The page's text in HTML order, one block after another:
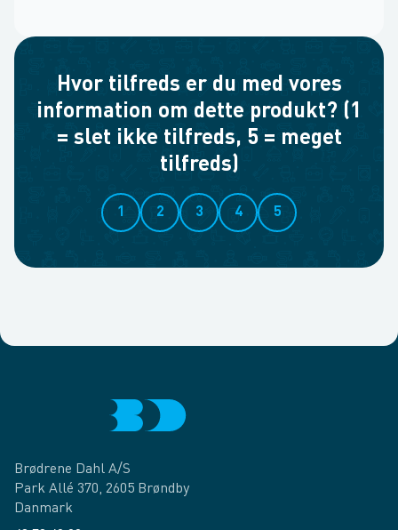
Hvor tilfreds er du med vores
information om dette produkt? (1
= slet ikke tilfreds, 5 = meget
tilfreds)
1 2 3 4 5
Brødrene Dahl A/S
Park Allé 370, 2605 Brøndby
Danmark